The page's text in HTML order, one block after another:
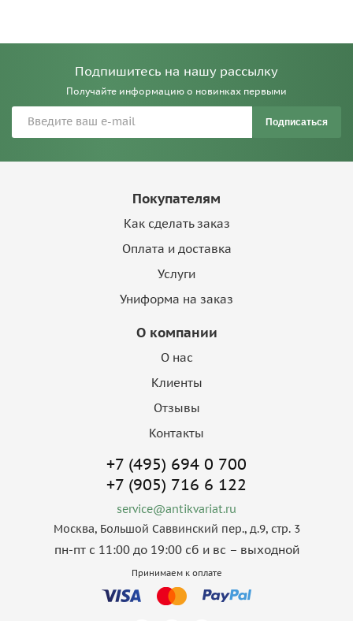
Подпишитесь на нашу рассылку
Получайте информацию о новинках первыми
Подписаться
Покупателям
Как сделать заказ
Оплата и доставка
Услуги
Униформа на заказ
О компании
О нас
Клиенты
Отзывы
Контакты
+7 (495) 694 0 700
+7 (905) 716 6 122
service@antikvariat.ru
Москва, Большой Саввинский пер., д.9, стр. 3
пн-пт с 11:00 до 19:00 сб и вс – выходной
Принимаем к оплате